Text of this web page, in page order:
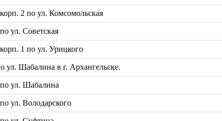
2 по ул. Комсомольская
ул. Советская
1 по ул. Урицкого
Шабалина в г. Архангельске.
ул. Шабалина
ул. Володарского